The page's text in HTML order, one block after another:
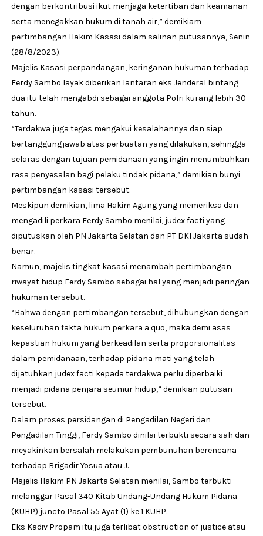
dengan berkontribusi ikut menjaga ketertiban dan keamanan
serta menegakkan hukum di tanah air,” demikiam
pertimbangan Hakim Kasasi dalam salinan putusannya, Senin
(28/8/2023).
Majelis Kasasi perpandangan, keringanan hukuman terhadap
Ferdy Sambo layak diberikan lantaran eks Jenderal bintang
dua itu telah mengabdi sebagai anggota Polri kurang lebih 30
tahun.
“Terdakwa juga tegas mengakui kesalahannya dan siap
bertanggungjawab atas perbuatan yang dilakukan, sehingga
selaras dengan tujuan pemidanaan yang ingin menumbuhkan
rasa penyesalan bagi pelaku tindak pidana,” demikian bunyi
pertimbangan kasasi tersebut.
Meskipun demikian, lima Hakim Agung yang memeriksa dan
mengadili perkara Ferdy Sambo menilai, judex facti yang
diputuskan oleh PN Jakarta Selatan dan PT DKI Jakarta sudah
benar.
Namun, majelis tingkat kasasi menambah pertimbangan
riwayat hidup Ferdy Sambo sebagai hal yang menjadi peringan
hukuman tersebut.
“Bahwa dengan pertimbangan tersebut, dihubungkan dengan
keseluruhan fakta hukum perkara a quo, maka demi asas
kepastian hukum yang berkeadilan serta proporsionalitas
dalam pemidanaan, terhadap pidana mati yang telah
dijatuhkan judex facti kepada terdakwa perlu diperbaiki
menjadi pidana penjara seumur hidup,” demikian putusan
tersebut.
Dalam proses persidangan di Pengadilan Negeri dan
Pengadilan Tinggi, Ferdy Sambo dinilai terbukti secara sah dan
meyakinkan bersalah melakukan pembunuhan berencana
terhadap Brigadir Yosua atau J.
Majelis Hakim PN Jakarta Selatan menilai, Sambo terbukti
melanggar Pasal 340 Kitab Undang-Undang Hukum Pidana
(KUHP) juncto Pasal 55 Ayat (1) ke 1 KUHP.
Eks Kadiv Propam itu juga terlibat obstruction of justice atau